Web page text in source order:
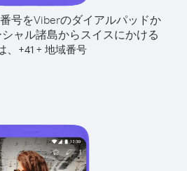
号をViberのダイアルパッドか
ャル諸島からスイスにかける
+41 + 地域番号